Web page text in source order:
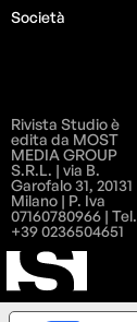
Società
Rivista Studio è
edita da MOST
MEDIA GROUP
S.R.L. | via B.
Garofalo 31, 20131
Milano | P. Iva
07160780966 | Tel.
+39 0236504651